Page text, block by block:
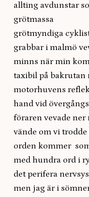
allting avdunstar
grötmassa
grötmyndiga
grabbar i malmö
minns när min
taxibil på bakrutan
motorhuvens
hand vid
föraren vevade
vände om vi
orden kommer
med hundra ord i
det perifera
men jag är i